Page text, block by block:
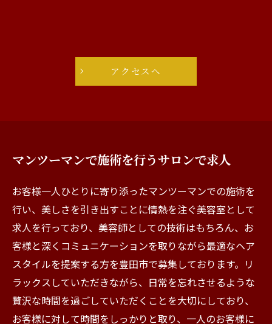
アクセスへ
マンツーマンで施術を行うサロンで求人
お客様一人ひとりに寄り添ったマンツーマンでの施術を
行い、美しさを引き出すことに情熱を注ぐ美容室として
求人を行っており、美容師としての技術はもちろん、お
客様と深くコミュニケーションを取りながら最適なヘア
スタイルを提案する方を豊田市で募集しております。リ
ラックスしていただきながら、日常を忘れさせるような
贅沢な時間を過ごしていただくことを大切にしており、
お客様に対して時間をしっかりと取り、一人のお客様に